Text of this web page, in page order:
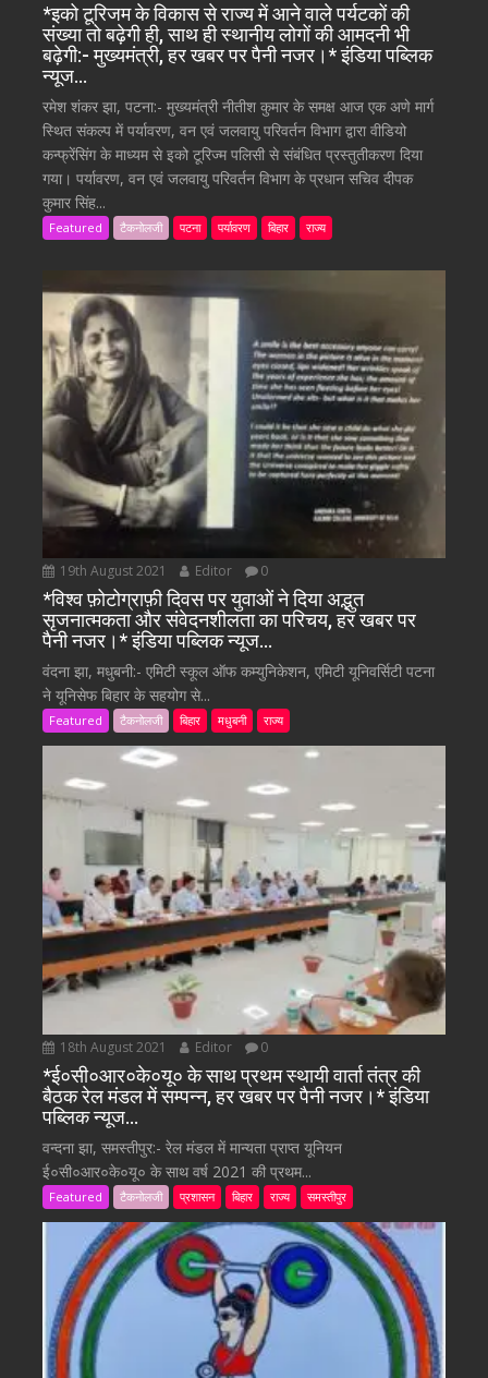
*इको टूरिजम के विकास से राज्य में आने वाले पर्यटकों की
संख्या तो बढ़ेगी ही, साथ ही स्थानीय लोगों की आमदनी भी
बढ़ेगी:- मुख्यमंत्री, हर खबर पर पैनी नजर।* इंडिया पब्लिक
न्यूज…
रमेश शंकर झा, पटना:- मुख्यमंत्री नीतीश कुमार के समक्ष आज एक अणे मार्ग
स्थित संकल्प में पर्यावरण, वन एवं जलवायु परिवर्तन विभाग द्वारा वीडियो
कन्फ्रेंसिंग के माध्यम से इको टूरिज्म पलिसी से संबंधित प्रस्तुतीकरण दिया
गया। पर्यावरण, वन एवं जलवायु परिवर्तन विभाग के प्रधान सचिव दीपक
कुमार सिंह...
Featured टैकनोलजी पटना पर्यावरण बिहार राज्य
19th August 2021 Editor 0
*विश्व फ़ोटोग्राफ़ी दिवस पर युवाओं ने दिया अद्भुत
सृजनात्मकता और संवेदनशीलता का परिचय, हर खबर पर
पैनी नजर।* इंडिया पब्लिक न्यूज…
वंदना झा, मधुबनी:- एमिटी स्कूल ऑफ कम्युनिकेशन, एमिटी यूनिवर्सिटी पटना
ने यूनिसेफ बिहार के सहयोग से...
Featured टैकनोलजी बिहार मधुबनी राज्य
18th August 2021 Editor 0
*ई०सी०आर०के०यू० के साथ प्रथम स्थायी वार्ता तंत्र की
बैठक रेल मंडल में सम्पन्न, हर खबर पर पैनी नजर।* इंडिया
पब्लिक न्यूज…
वन्दना झा, समस्तीपुर:- रेल मंडल में मान्यता प्राप्त यूनियन
ई०सी०आर०के०यू० के साथ वर्ष 2021 की प्रथम...
Featured टैकनोलजी प्रशासन बिहार राज्य समस्तीपुर